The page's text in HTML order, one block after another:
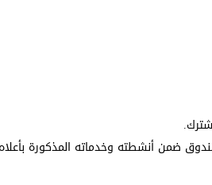
ضمن أنشطته وخدماته المذكورة